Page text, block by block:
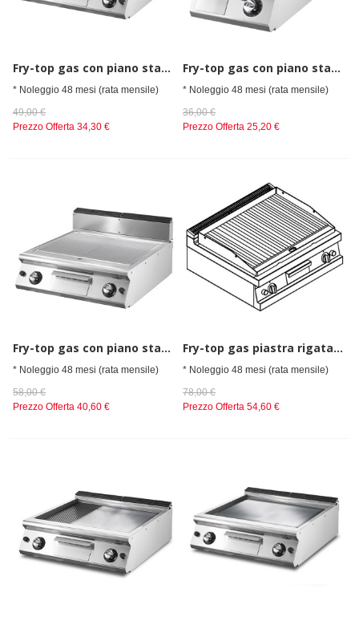
Fry-top gas con piano stampato piastra liscia da banco
* Noleggio 48 mesi (rata mensile)
49,00 €
Prezzo Offerta 34,30 €
Fry-top gas con piano stampato piastra rigata da banco
* Noleggio 48 mesi (rata mensile)
36,00 €
Prezzo Offerta 25,20 €
Fry-top gas con piano stampato piastra rigata da banco
* Noleggio 48 mesi (rata mensile)
58,00 €
Prezzo Offerta 40,60 €
Fry-top gas piastra rigata cromata da banco
* Noleggio 48 mesi (rata mensile)
78,00 €
Prezzo Offerta 54,60 €